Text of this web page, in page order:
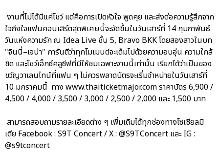
งานที่ไม่ได้มีแค่โชว์ แต่คือการเปิดหัวใจ พูดคุย และส่งต่อความรู้สึกจาก
ใจถึงใจแฟนคอนเสิร์ตสุดพิเศษนี้จะจัดขึ้นในวันเสาร์ที่ 14 กุมภาพันธ์
วันแห่งความรัก ณ Idea Live ชั้น 5, Bravo BKK โดยสองสาวในบท
"จินนี่–เจน่า" การันตีว่าทุกโมเมนต์จะเต็มไปด้วยความอบอุ่น ความใกล้
ชิด และโชว์เอ็กซ์คลูซีฟที่มีให้ชมเฉพาะงานนี้เท่านั้น เรียกได้ว่าเป็นของ
ขวัญวาเลนไทน์ที่แฟน ๆ ไม่ควรพลาดบัตรจะเริ่มจำหน่ายในวันเสาร์ที่
10 มกราคมนี้ ทาง www.thaiticketmajor.com ราคาบัตร 6,900 /
4,500 / 4,000 / 3,500 / 3,000 / 2,500 / 2,000 และ 1,500 บาท
สามารถสอบถามรายละเอียดต่าง ๆ เพิ่มเติมได้ทุกช่องทางโซเชียลมี
เดีย Facebook : S9T Concert / X : @S9TConcert และ IG :
@s9tconcert